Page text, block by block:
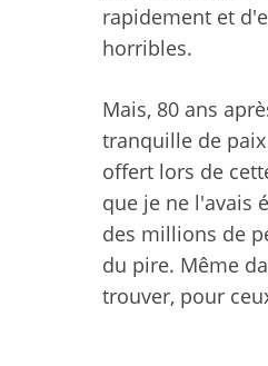
rapidement et
horribles.
Mais, 80 ans
tranquille de
offert lors de
que je ne l'avais
des millions de
du pire. Même
trouver, pour